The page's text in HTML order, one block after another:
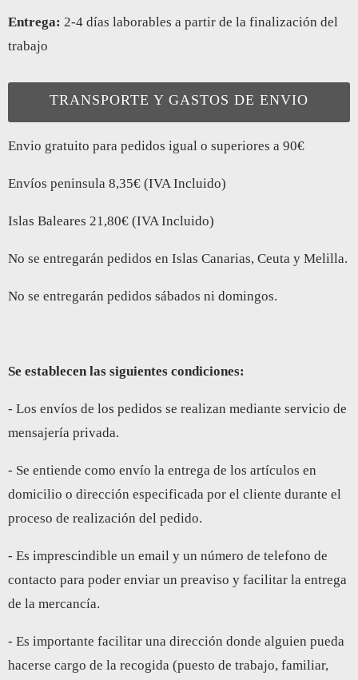
Entrega: 2-4 días laborables a partir de la finalización del
trabajo
TRANSPORTE Y GASTOS DE ENVIO
Envio gratuito para pedidos igual o superiores a 90€
Envíos peninsula 8,35€ (IVA Incluido)
Islas Baleares 21,80€ (IVA Incluido)
No se entregarán pedidos en Islas Canarias, Ceuta y Melilla.
No se entregarán pedidos sábados ni domingos.
Se establecen las siguientes condiciones:
- Los envíos de los pedidos se realizan mediante servicio de
mensajería privada.
- Se entiende como envío la entrega de los artículos en
domicilio o dirección especificada por el cliente durante el
proceso de realización del pedido.
- Es imprescindible un email y un número de telefono de
contacto para poder enviar un preaviso y facilitar la entrega
de la mercancía.
- Es importante facilitar una dirección donde alguien pueda
hacerse cargo de la recogida (puesto de trabajo, familiar,